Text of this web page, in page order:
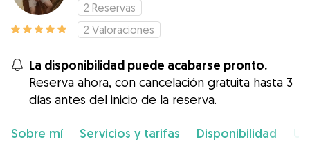
2 Reservas
2 Valoraciones
La disponibilidad puede acabarse pronto.
Reserva ahora, con cancelación gratuita hasta 3
días antes del inicio de la reserva.
Sobre mí Servicios y tarifas Disponibilidad